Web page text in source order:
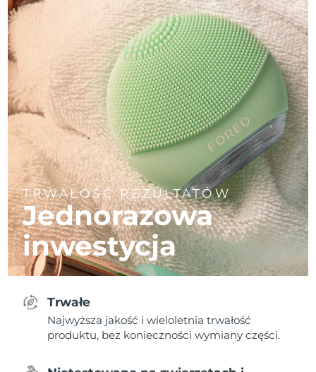
TRWAŁOŚĆ REZULTATÓW
Jednorazowa
inwestycja
Trwałe
Najwyższa jakość i wieloletnia trwałość
produktu, bez konieczności wymiany części.